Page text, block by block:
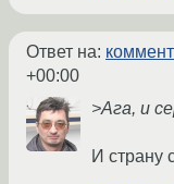
Ответ на:
+00:00
>Ага, и
И страну